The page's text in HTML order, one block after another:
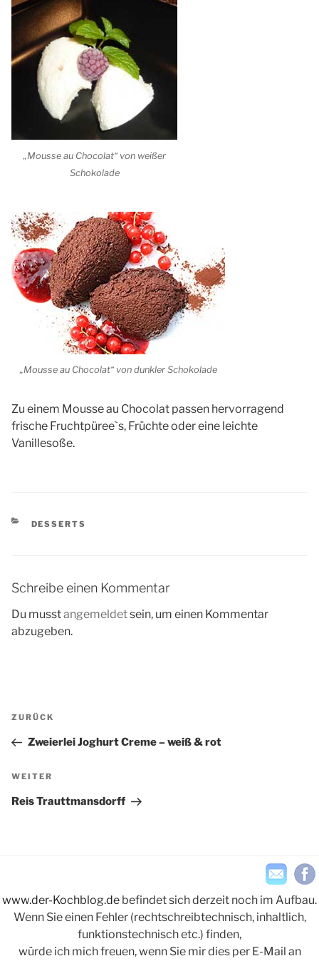
„Mousse au Chocolat“ von weißer
Schokolade
„Mousse au Chocolat“ von dunkler Schokolade
Zu einem Mousse au Chocolat passen hervorragend
frische Fruchtpüree`s, Früchte oder eine leichte
Vanillesoße.
KATEGORIEN
DESSERTS
Schreibe einen Kommentar
Du musstangemeldetsein, um einen Kommentar
abzugeben.
Vorheriger
ZURÜCK
Zweierlei Joghurt Creme – weiß & rot
Nächster
WEITER
Reis Trauttmansdorff
www.der-Kochblog.de befindet sich derzeit noch im Aufbau.
Wenn Sie einen Fehler (rechtschreibtechnisch, inhaltlich,
funktionstechnisch etc.) finden,
würde ich mich freuen, wenn Sie mir dies per E-Mail an